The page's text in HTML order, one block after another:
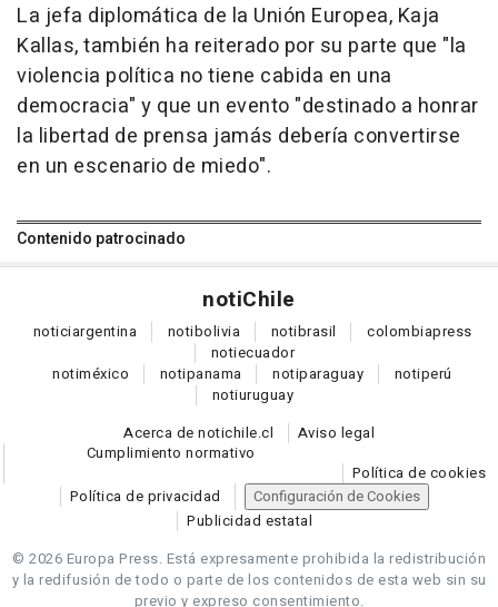
La jefa diplomática de la Unión Europea, Kaja
Kallas, también ha reiterado por su parte que "la
violencia política no tiene cabida en una
democracia" y que un evento "destinado a honrar
la libertad de prensa jamás debería convertirse
en un escenario de miedo".
Contenido patrocinado
notiChile
noticiargentina notibolivia notibrasil colombiapress
notiecuador
notiméxico notipanama notiparaguay notiperú
notiuruguay
Acerca de notichile.cl
Aviso legal
Cumplimiento normativo
Política de cookies
Política de privacidad
Configuración de Cookies
Publicidad estatal
© 2026 Europa Press. Está expresamente prohibida la redistribución
y la redifusión de todo o parte de los contenidos de esta web sin su
previo y expreso consentimiento.